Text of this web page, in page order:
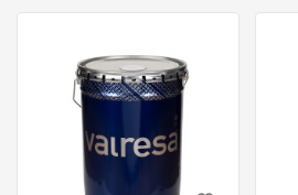
etc.) sobre una superficie lo más
Realizar siempre una
ajustar la dosificación óptima.
❓PREGUNTAS FRECUENTES (FAQ)